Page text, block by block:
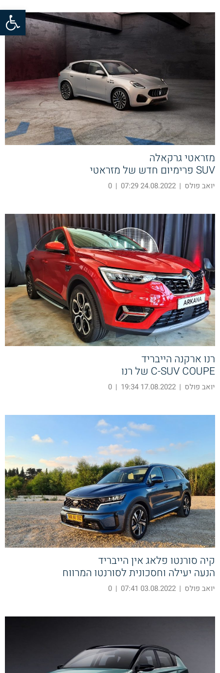
פתח
מזראטי גרקאלה
SUV פרימיום חדש של מזראטי
יואב פולס |
24.08.2022 07:29
|
0
רנו ארקנה הייבריד
C-SUV COUPE של רנו
יואב פולס |
17.08.2022 19:34
|
0
קיה סורנטו פלאג אין הייבריד
הנעה יעילה וחסכונית לסורנטו המרווח
יואב פולס |
03.08.2022 07:41
|
0